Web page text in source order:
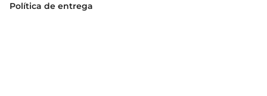
Política de entrega